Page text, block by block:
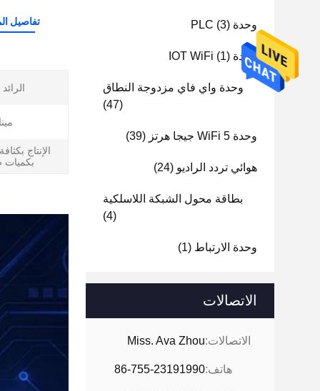
وحدة PLC (3)
وحدة IOT WiFi (1)
وحدة واي فاي مزدوجة النطاق
(47)
وحدة WiFi 5 جيجا هرتز (39)
هوائي تردد الراديو (24)
بطاقة محول الشبكة اللاسلكية
(4)
وحدة الارتباط (1)
الاتصالات
الاتصالات:Miss. Ava Zhou
هاتف:86-755-23191990
تفاصيل
الإنتاج